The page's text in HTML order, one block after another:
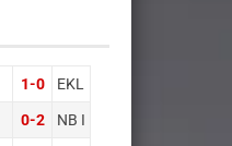
1-0 EKL
0-2 NB I